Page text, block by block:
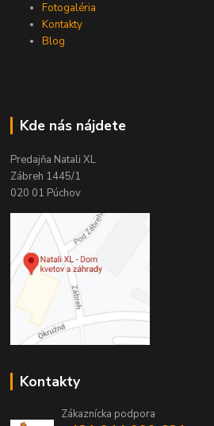
Fotogaléria
Kontakty
Blog
Kde nás nájdete
Predajňa Natali XL
Zábreh 1445/1
020 01 Púchov
Kontakty
Zákaznícka podpora